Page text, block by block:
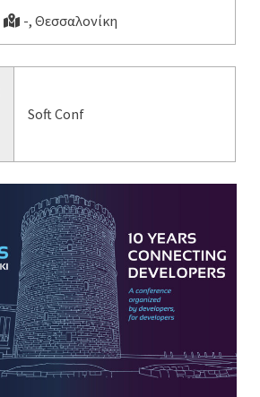
-, Θεσσαλονίκη
Soft Conf